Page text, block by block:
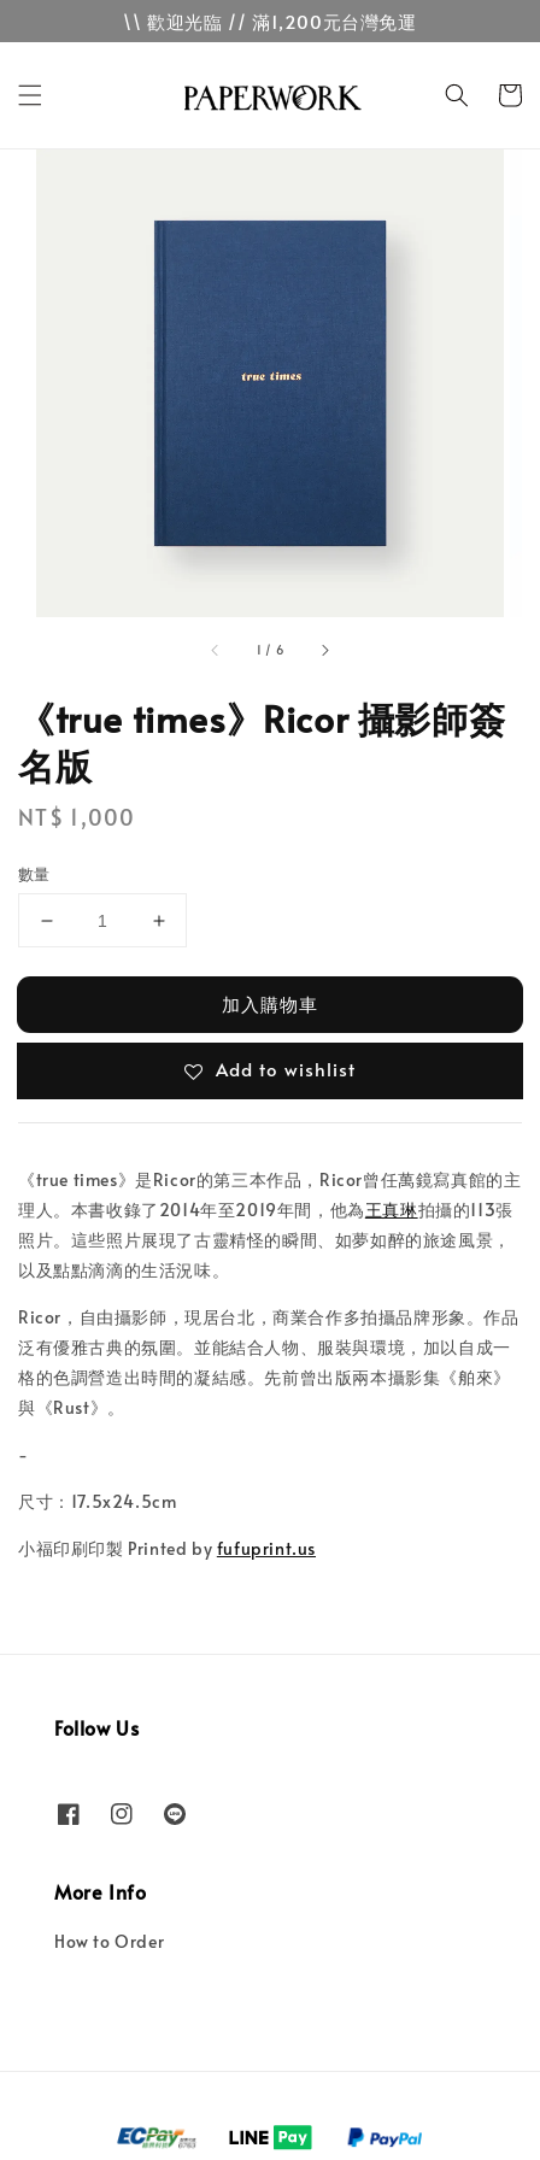
\\ 歡迎光臨 // 滿1,200元台灣免運
1 / 6
《true times》Ricor 攝影師簽
名版
Regular
NT$ 1,000
數量
加入購物車
Add to wishlist
《true times》是Ricor的第三本作品，Ricor曾任萬鏡寫真館的主
理人。本書收錄了2014年至2019年間，他為王真琳拍攝的113張
照片。這些照片展現了古靈精怪的瞬間、如夢如醉的旅途風景，
以及點點滴滴的生活況味。
Ricor，自由攝影師，現居台北，商業合作多拍攝品牌形象。作品
泛有優雅古典的氛圍。並能結合人物、服裝與環境，加以自成一
格的色調營造出時間的凝結感。先前曾出版兩本攝影集《舶來》
與《Rust》。
-
尺寸：17.5x24.5cm
小福印刷印製 Printed by fufuprint.us
Follow Us
More Info
How to Order